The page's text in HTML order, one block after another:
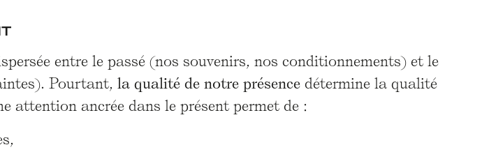
entre le passé (nos souvenirs, nos conditionnements) et le
Pourtant, la qualité de notre présence détermine la qualité
attention ancrée dans le présent permet de :